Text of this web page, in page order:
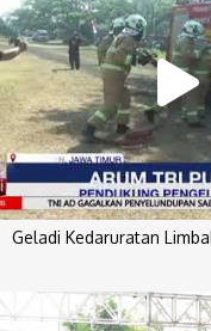
Geladi Kedaruratan